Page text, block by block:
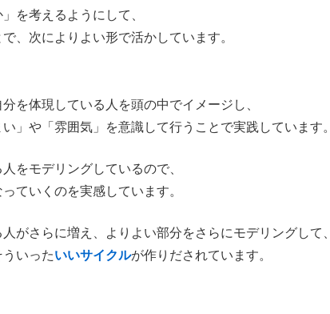
を考えるようにして、
、次によりよい形で活かしています。
を体現している人を頭の中でイメージし、
」や「雰囲気」を意識して行うことで実践しています。
をモデリングしているので、
ていくのを実感しています。
がさらに増え、よりよい部分をさらにモデリングして、
いったいいサイクルが作りだされています。